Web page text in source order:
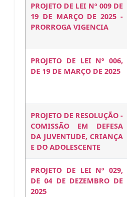
PROJETO DE LEI Nº 009 DE
19 DE MARÇO DE 2025 -
PRORROGA VIGENCIA
PROJETO DE LEI Nº 006,
DE 19 DE MARÇO DE 2025
PROJETO DE RESOLUÇÃO -
COMISSÃO EM DEFESA
DA JUVENTUDE, CRIANÇA
E DO ADOLESCENTE
PROJETO DE LEI Nº 029,
DE 04 DE DEZEMBRO DE
2025